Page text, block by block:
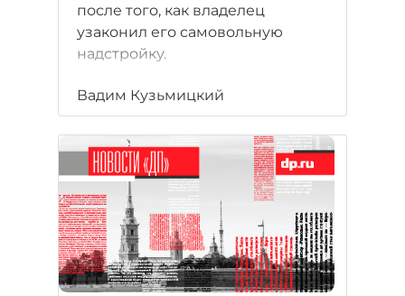
после того, как владелец
узаконил его самовольную
надстройку.
Вадим Кузьмицкий